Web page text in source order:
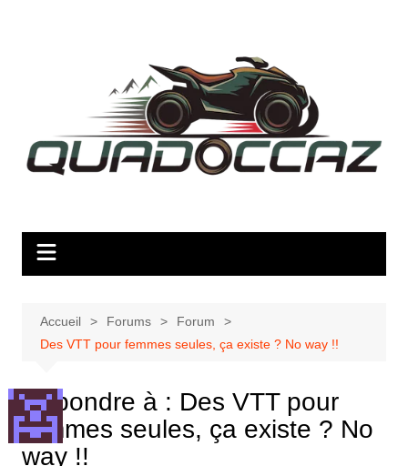
Accueil Forums
Forum
Des VTT pour femmes seules, ça existe ? No way !!
Répondre à : Des VTT pour
femmes seules, ça existe ? No
way !!